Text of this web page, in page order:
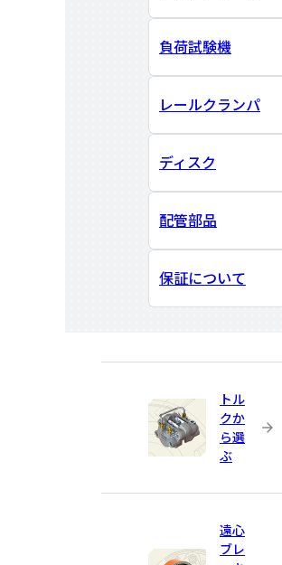
負荷試験機
レールクランパ
ディスク
配管部品
保証について
トル
クか
ら選
ぶ
遠心
ブレ